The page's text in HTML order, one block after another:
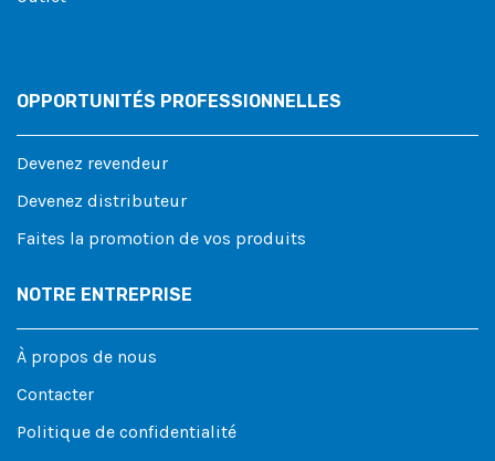
OPPORTUNITÉS PROFESSIONNELLES
Devenez revendeur
Devenez distributeur
Faites la promotion de vos produits
NOTRE ENTREPRISE
À propos de nous
Contacter
Politique de confidentialité